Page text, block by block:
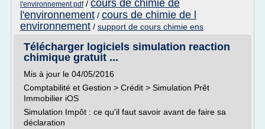
l'environnement pdf/ cours de chimie de
l'environnement / cours de chimie de l
environnement / support de cours chimie ens
Télécharger logiciels simulation reaction
chimique gratuit ...
Mis à jour le 04/05/2016
Comptabilité et Gestion > Crédit > Simulation Prêt
Immobilier iOS
Simulation Impôt : ce qu'il faut savoir avant de faire sa
déclaration